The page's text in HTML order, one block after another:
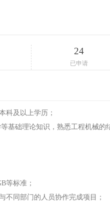
24
已申请
科及以上学历；
基础理论知识，熟悉工程机械的
等标准；
不同部门的人员协作完成项目；